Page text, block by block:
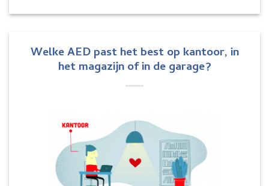
Welke AED past het best op kantoor, in
het magazijn of in de garage?